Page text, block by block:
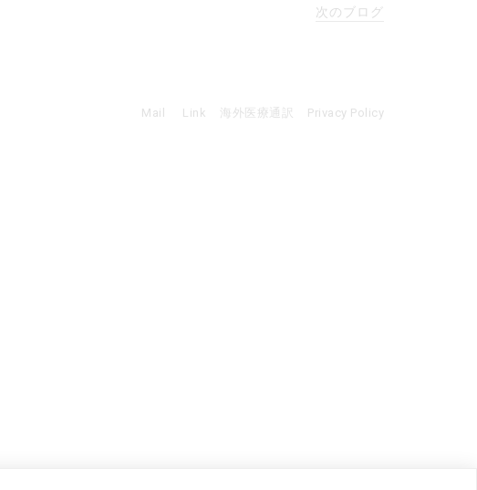
次のブログ
Mail Link 海外医療通訳 Privacy Policy